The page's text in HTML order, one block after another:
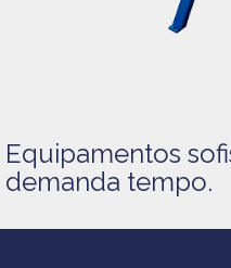
Equipamentos
demanda tempo.